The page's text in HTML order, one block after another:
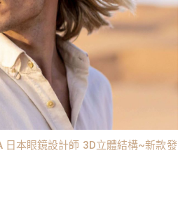
日本眼鏡設計師 3D立體結構~新款發